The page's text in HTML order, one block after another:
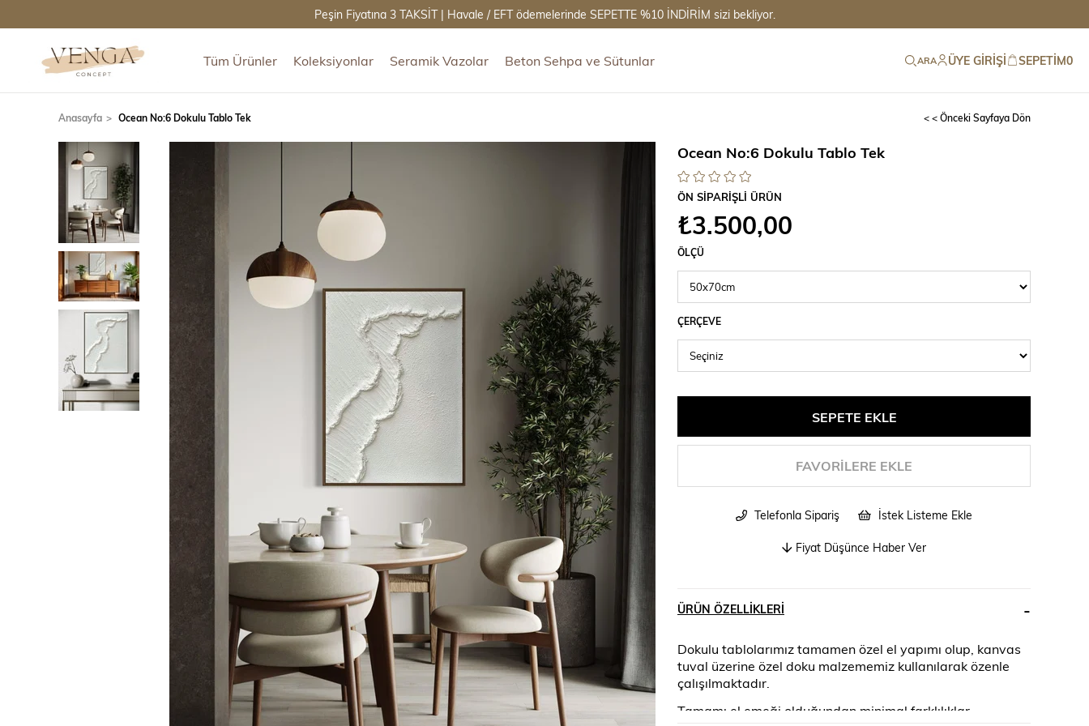
Peşin Fiyatına 3 TAKSİT | Havale / EFT ödemelerinde SEPETTE %10 İNDİRİM sizi bekliyor.
Tüm Ürünler Koleksiyonlar Seramik Vazolar Beton Sehpa ve Sütunlar ARA ÜYE GIRIŞI SEPETIM0
Anasayfa Ocean No:6 Dokulu Tablo Tek < < Önceki Sayfaya Dön
Ocean No:6 Dokulu Tablo Tek
ÖN SİPARİŞLİ ÜRÜN
₺3.500,00
ÖLÇÜ
ÇERÇEVE
FAVORILERE EKLE
Telefonla Sipariş İstek Listeme Ekle
Fiyat Düşünce Haber Ver
ÜRÜN ÖZELLIKLERI
Dokulu tablolarımız tamamen özel el yapımı olup, kanvas
tuval üzerine özel doku malzememiz kullanılarak özenle
çalışılmaktadır.
Tamamı el emeği olduğundan minimal farklılıklar